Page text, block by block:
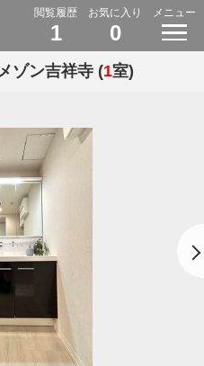
閲覧履歴
1
お気に入り
0
メニュー
ゾン吉祥寺 (1室)